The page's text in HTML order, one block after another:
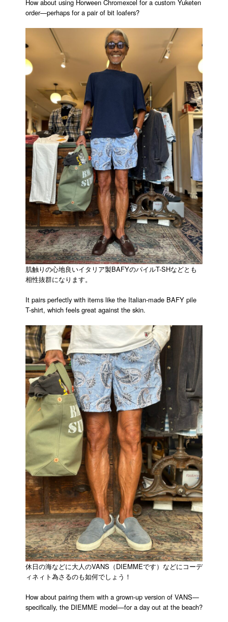
How about using Horween Chromexcel for a custom Yuketen
order—perhaps for a pair of bit loafers?
肌触りの心地良いイタリア製BAFYのパイルT-SHなどとも
相性抜群になります。
It pairs perfectly with items like the Italian-made BAFY pile
T-shirt, which feels great against the skin.
休日の海などに大人のVANS（DIEMMEです）などにコーデ
ィネィト為さるのも如何でしょう！
How about pairing them with a grown-up version of VANS—
specifically, the DIEMME model—for a day out at the beach?